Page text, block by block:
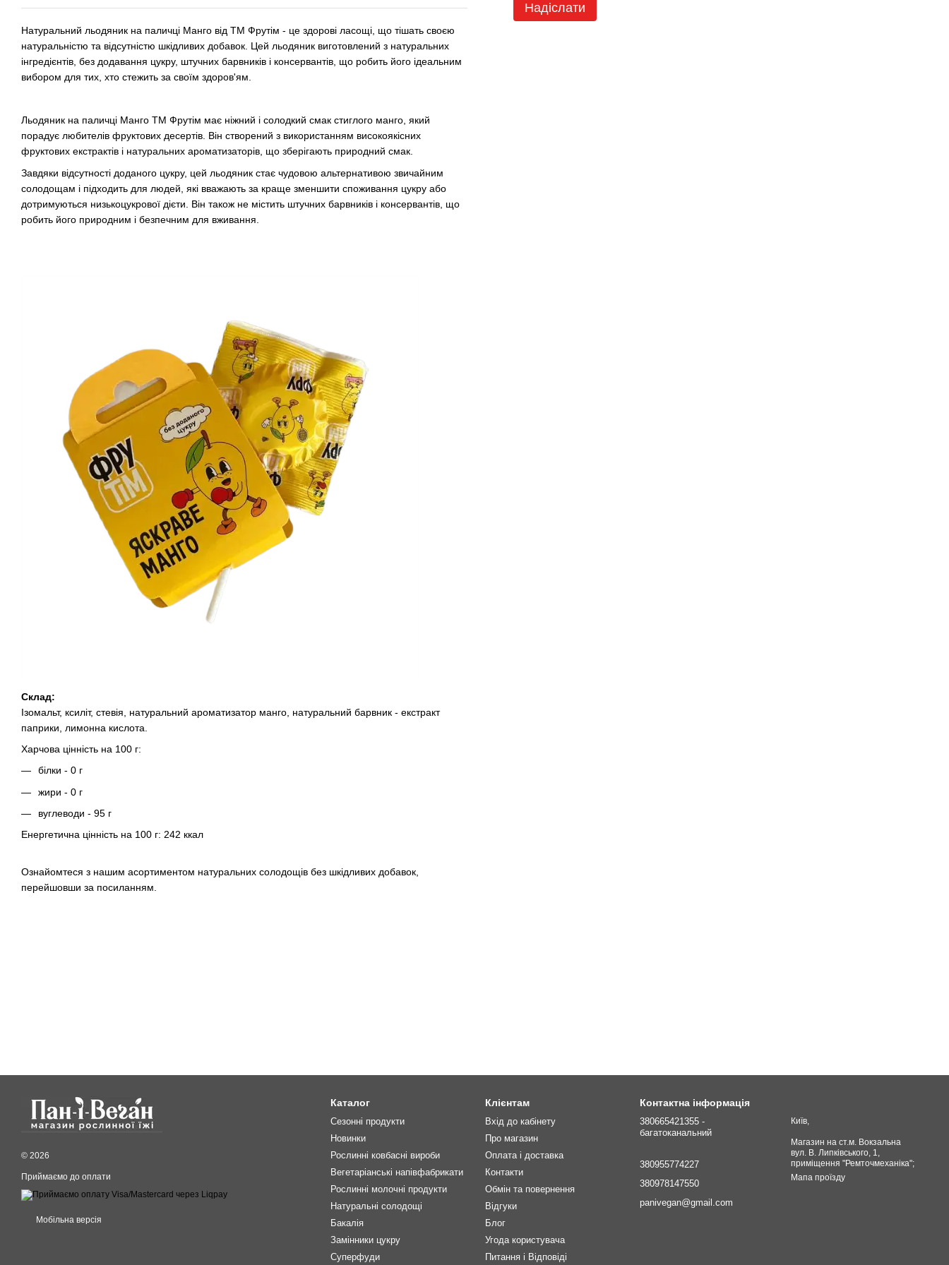
Натуральний льодяник на паличці Манго від ТМ Фрутім - це здорові ласощі, що тішать своєю
натуральністю та відсутністю шкідливих добавок. Цей льодяник виготовлений з натуральних
інгредієнтів, без додавання цукру, штучних барвників і консервантів, що робить його ідеальним
вибором для тих, хто стежить за своїм здоров'ям.
Льодяник на паличці Манго ТМ Фрутім має ніжний і солодкий смак стиглого манго, який
порадує любителів фруктових десертів. Він створений з використанням високоякісних
фруктових екстрактів і натуральних ароматизаторів, що зберігають природний смак.
Завдяки відсутності доданого цукру, цей льодяник стає чудовою альтернативою звичайним
солодощам і підходить для людей, які вважають за краще зменшити споживання цукру або
дотримуються низькоцукрової дієти. Він також не містить штучних барвників і консервантів, що
робить його природним і безпечним для вживання.
Склад:
Ізомальт, ксиліт, стевія, натуральний ароматизатор манго, натуральний барвник - екстракт
паприки, лимонна кислота.
Харчова цінність на 100 г:
білки - 0 г
жири - 0 г
вуглеводи - 95 г
Енергетична цінність на 100 г: 242 ккал
Ознайомтеся з нашим асортиментом натуральних солодощів без шкідливих добавок,
перейшовши за посиланням.
Надіслати
© 2026
Приймаємо до оплати
Мобільна версія
Каталог
Сезонні продукти
Новинки
Рослинні ковбасні вироби
Вегетаріанські напівфабрикати
Рослинні молочні продукти
Натуральні солодощі
Бакалія
Замінники цукру
Суперфуди
Клієнтам
Вхід до кабінету
Про магазин
Оплата і доставка
Контакти
Обмін та повернення
Відгуки
Блог
Угода користувача
Питання і Відповіді
Контактна інформація
380665421355 -
багатоканальний
380955774227
380978147550
panivegan@gmail.com
Київ,
Магазин на ст.м. Вокзальна
вул. В. Липківського, 1,
приміщення "Ремточмеханіка";
Мапа проїзду